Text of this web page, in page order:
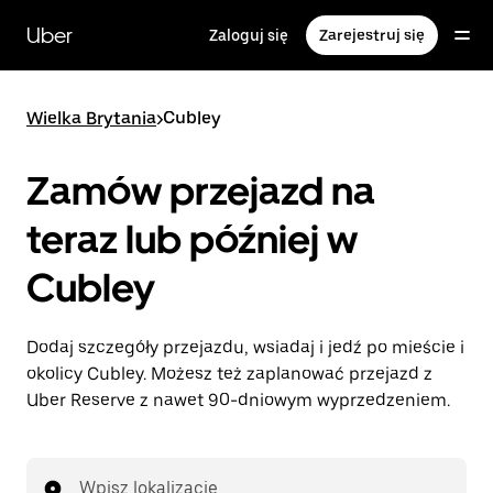
głównej
zawartości
Uber Zaloguj się Zarejestruj się
Wielka Brytania>Cubley
Zamów przejazd na
teraz lub później w
Cubley
Dodaj szczegóły przejazdu, wsiadaj i jedź po mieście i
okolicy Cubley. Możesz też zaplanować przejazd z
Uber Reserve z nawet 90-dniowym wyprzedzeniem.
Wpisz lokalizację